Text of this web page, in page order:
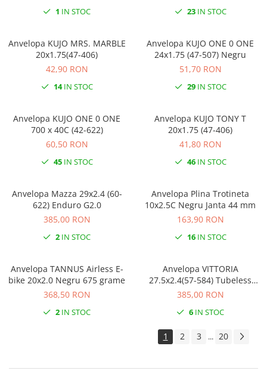
1 IN STOC 23IN STOC
Anvelopa KUJO MRS. MARBLE
20x1.75(47-406)
42,90 RON
14IN STOC
Anvelopa KUJO ONE 0 ONE
24x1.75 (47-507) Negru
51,70 RON
29IN STOC
Anvelopa KUJO ONE 0 ONE
700 x 40C (42-622)
60,50 RON
45IN STOC
Anvelopa KUJO TONY T
20x1.75 (47-406)
41,80 RON
46IN STOC
Anvelopa Mazza 29x2.4 (60-
622) Enduro G2.0
385,00 RON
2 IN STOC
Anvelopa Plina Trotineta
10x2.5C Negru Janta 44 mm
163,90 RON
16IN STOC
Anvelopa TANNUS Airless E-
bike 20x2.0 Negru 675 grame
368,50 RON
2 IN STOC
Anvelopa VITTORIA
27.5x2.4(57-584) Tubeless
2PLY Negru
385,00 RON
6 IN STOC
1 2 3 ... 20